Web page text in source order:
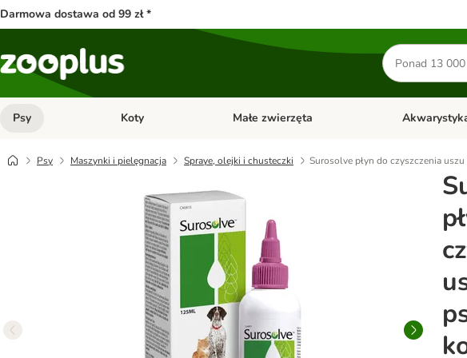
Darmowa dostawa od 99 zł *
Szukaj
produktów
Psy Otwórz menu kategorii: Psy
Koty Otwórz menu kategorii: Koty
Małe zwierzęta Otwórz menu
Psy Maszynki i pielęgnacja Spraye, olejki i chusteczki Surosolve płyn do czyszczenia